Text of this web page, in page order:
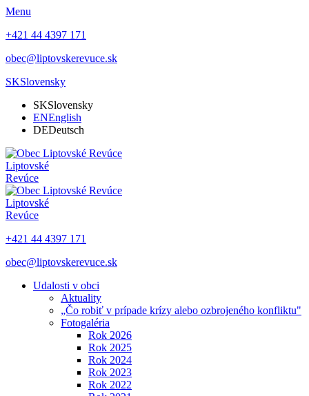
Menu
+421 44 4397 171
obec@liptovskerevuce.sk
SKSlovensky
SKSlovensky
ENEnglish
DEDeutsch
Liptovské
Revúce
Liptovské
Revúce
+421 44 4397 171
obec@liptovskerevuce.sk
Udalosti v obci
Aktuality
„Čo robiť v prípade krízy alebo ozbrojeného konfliktu"
Fotogaléria
Rok 2026
Rok 2025
Rok 2024
Rok 2023
Rok 2022